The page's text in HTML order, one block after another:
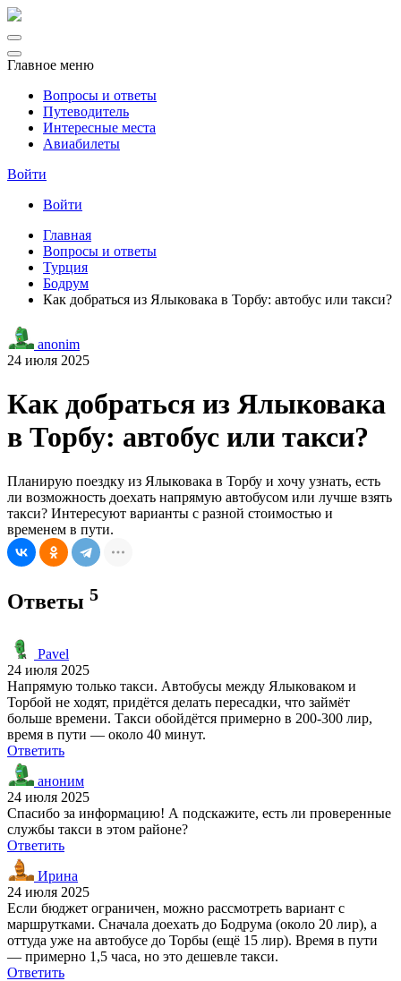
Главное меню
Вопросы и ответы
Путеводитель
Интересные места
Авиабилеты
Войти
Войти
Главная
Вопросы и ответы
Турция
Бодрум
Как добраться из Ялыковака в Торбу: автобус или такси?
anonim
24 июля 2025
Как добраться из Ялыковака
в Торбу: автобус или такси?
Планирую поездку из Ялыковака в Торбу и хочу узнать, есть
ли возможность доехать напрямую автобусом или лучше взять
такси? Интересуют варианты с разной стоимостью и
временем в пути.
Ответы 5
Pavel
24 июля 2025
Напрямую только такси. Автобусы между Ялыковаком и
Торбой не ходят, придётся делать пересадки, что займёт
больше времени. Такси обойдётся примерно в 200-300 лир,
время в пути — около 40 минут.
Ответить
аноним
24 июля 2025
Спасибо за информацию! А подскажите, есть ли проверенные
службы такси в этом районе?
Ответить
Ирина
24 июля 2025
Если бюджет ограничен, можно рассмотреть вариант с
маршрутками. Сначала доехать до Бодрума (около 20 лир), а
оттуда уже на автобусе до Торбы (ещё 15 лир). Время в пути
— примерно 1,5 часа, но это дешевле такси.
Ответить